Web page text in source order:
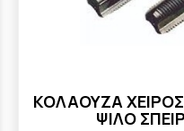
ΚΟΛΑΟΥΖΑ ΧΕΙΡΟΣ
ΨΙΛΟ